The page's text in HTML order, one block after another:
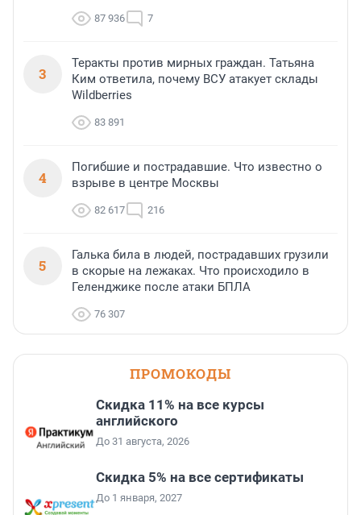
87 936 7
3
Теракты против мирных граждан. Татьяна
Ким ответила, почему ВСУ атакует склады
Wildberries
83 891
4
Погибшие и пострадавшие. Что известно о
взрыве в центре Москвы
82 617 216
5
Галька била в людей, пострадавших грузили
в скорые на лежаках. Что происходило в
Геленджике после атаки БПЛА
76 307
ПРОМОКОДЫ
Скидка 11% на все курсы
английского
До 31 августа, 2026
Скидка 5% на все сертификаты
До 1 января, 2027